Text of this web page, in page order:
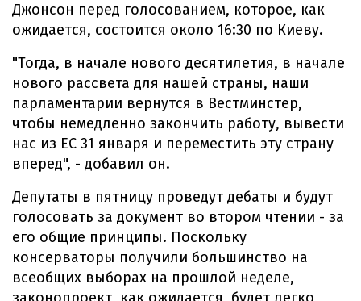
Джонсон перед голосованием, которое, как
ожидается, состоится около 16:30 по Киеву.
"Тогда, в начале нового десятилетия, в начале
нового рассвета для нашей страны, наши
парламентарии вернутся в Вестминстер,
чтобы немедленно закончить работу, вывести
нас из ЕС 31 января и переместить эту страну
вперед", - добавил он.
Депутаты в пятницу проведут дебаты и будут
голосовать за документ во втором чтении - за
его общие принципы. Поскольку
консерваторы получили большинство на
всеобщих выборах на прошлой неделе,